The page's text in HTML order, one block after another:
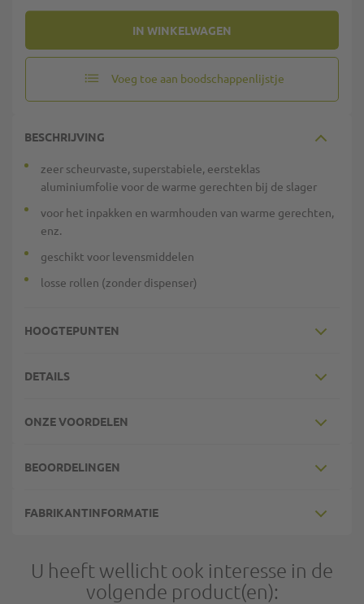
IN WINKELWAGEN
Voeg toe aan boodschappenlijstje
BESCHRIJVING
zeer scheurvaste, superstabiele, eersteklas
aluminiumfolie voor de warme gerechten bij de slager
voor het inpakken en warmhouden van warme gerechten,
enz.
geschikt voor levensmiddelen
losse rollen (zonder dispenser)
HOOGTEPUNTEN
DETAILS
ONZE VOORDELEN
BEOORDELINGEN
FABRIKANTINFORMATIE
U heeft wellicht ook interesse in de
volgende product(en):